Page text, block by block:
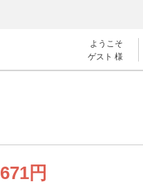
ようこそ
ゲスト 様
671円